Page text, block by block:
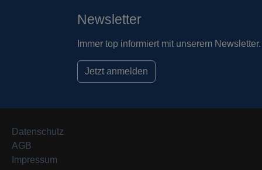
Newsletter
Immer top informiert mit unserem Newsletter.
Jetzt anmelden
Datenschutz
AGB
Impressum